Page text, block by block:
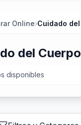
Online›
del Cuerpo
disponibles